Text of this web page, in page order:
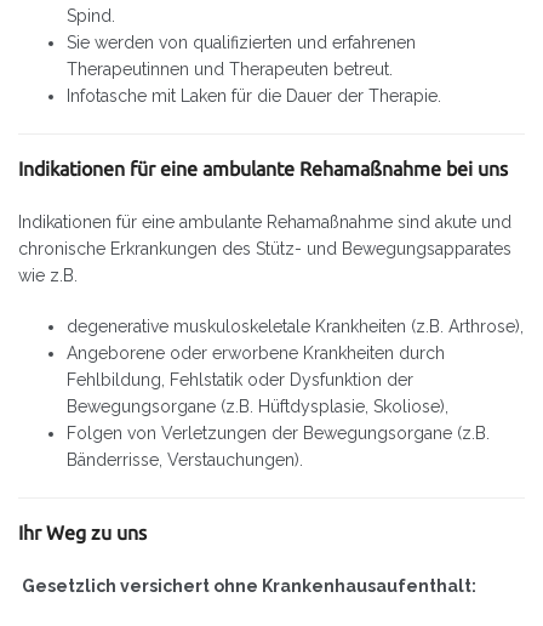
Spind.
Sie werden von qualifizierten und erfahrenen
Therapeutinnen und Therapeuten betreut.
Infotasche mit Laken für die Dauer der Therapie.
Indikationen für eine ambulante Rehamaßnahme bei uns
Indikationen für eine ambulante Rehamaßnahme sind akute und
chronische Erkrankungen des Stütz- und Bewegungsapparates
wie z.B.
degenerative muskuloskeletale Krankheiten (z.B. Arthrose),
Angeborene oder erworbene Krankheiten durch
Fehlbildung, Fehlstatik oder Dysfunktion der
Bewegungsorgane (z.B. Hüftdysplasie, Skoliose),
Folgen von Verletzungen der Bewegungsorgane (z.B.
Bänderrisse, Verstauchungen).
Ihr Weg zu uns
Gesetzlich versichert ohne Krankenhausaufenthalt: